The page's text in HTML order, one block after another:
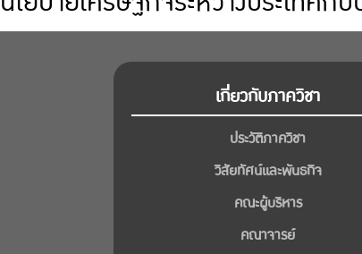
เกี่ยวกับภาควิชา
ประวัติภาควิชา
วิสัยทัศน์และพันธกิจ
คณะผู้บริหาร
คณาจารย์